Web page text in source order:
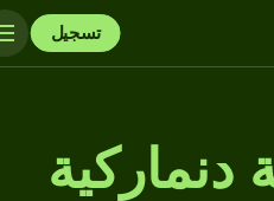
تسجيل
دنماركية